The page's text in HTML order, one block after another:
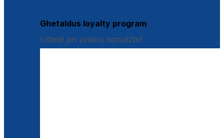
Ghetaldus loyalty program
Uštedi pri svakoj narudžbi!